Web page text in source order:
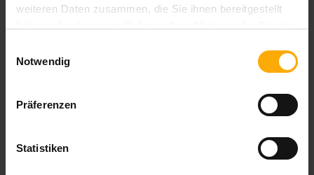
weiteren Daten zusammen, die Sie ihnen bereitgestellt
Notwendig
Präferenzen
Statistiken
Um mit Ihnen zu kommunizieren und die
wir Ihre persönlichen Daten speichern und
ihnen ins Gespräch zu kommen, ihnen bei